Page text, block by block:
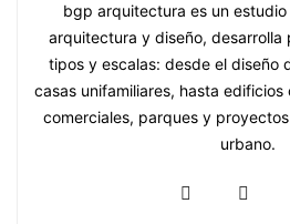
bgp arquitectura es un
arquitectura y diseño,
tipos y escalas: desde el diseño
casas unifamiliares, hasta
comerciales, parques y
urbano.